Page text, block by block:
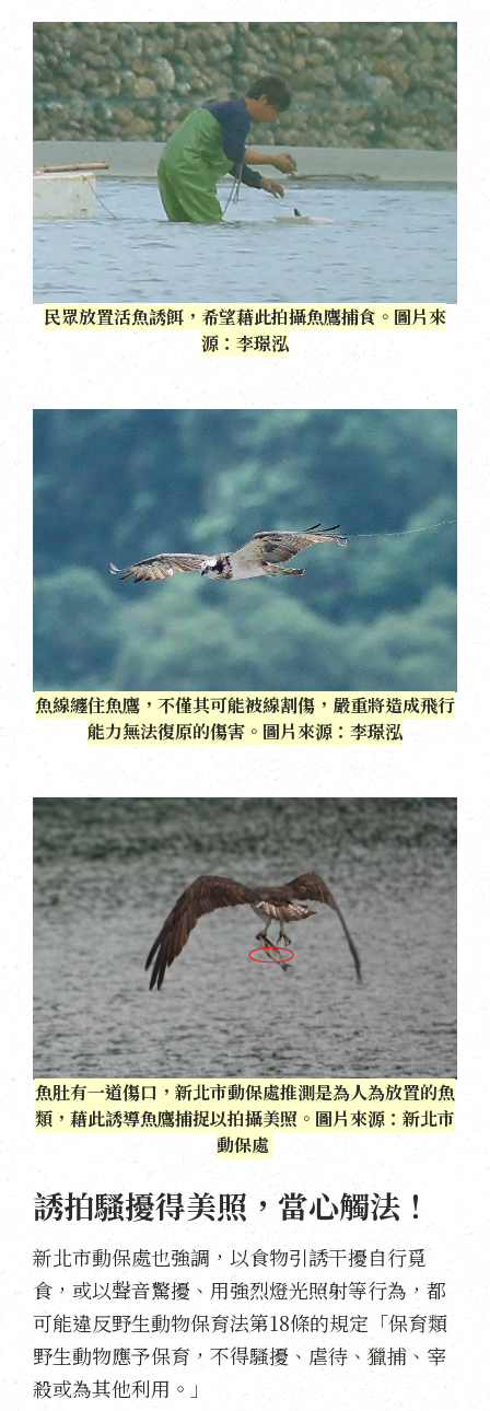
民眾放置活魚誘餌，希望藉此拍攝魚鷹捕食。圖片來
源：李璟泓
魚線纏住魚鷹，不僅其可能被線割傷，嚴重將造成飛行
能力無法復原的傷害。圖片來源：李璟泓
魚肚有一道傷口，新北市動保處推測是為人為放置的魚
類，藉此誘導魚鷹捕捉以拍攝美照。圖片來源：新北市
動保處
誘拍騷擾得美照，當心觸法！
新北市動保處也強調，以食物引誘干擾自行覓
食，或以聲音驚擾、用強烈燈光照射等行為，都
可能違反野生動物保育法第18條的規定「保育類
野生動物應予保育，不得騷擾、虐待、獵捕、宰
殺或為其他利用。」